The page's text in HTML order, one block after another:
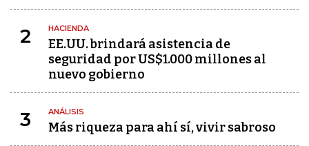
2 HACIENDA
EE.UU. brindará asistencia de
seguridad por US$1.000 millones al
nuevo gobierno
3 ANÁLISIS
Más riqueza para ahí sí, vivir sabroso